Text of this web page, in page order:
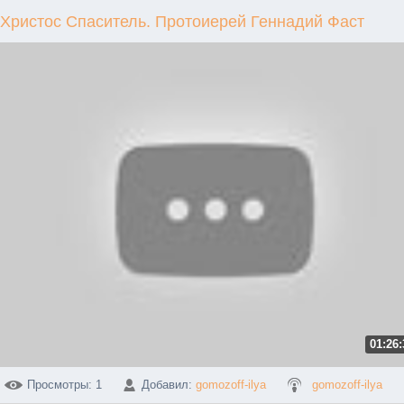
Христос Спаситель. Протоиерей Геннадий Фаст
Просмотры: 1 Добавил: gomozoff-ilya gomozoff-ilya